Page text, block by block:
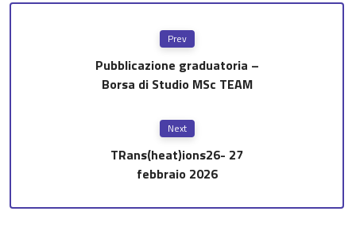
Prev
Pubblicazione graduatoria –
Borsa di Studio MSc TEAM
Next
TRans(heat)ions26- 27
febbraio 2026